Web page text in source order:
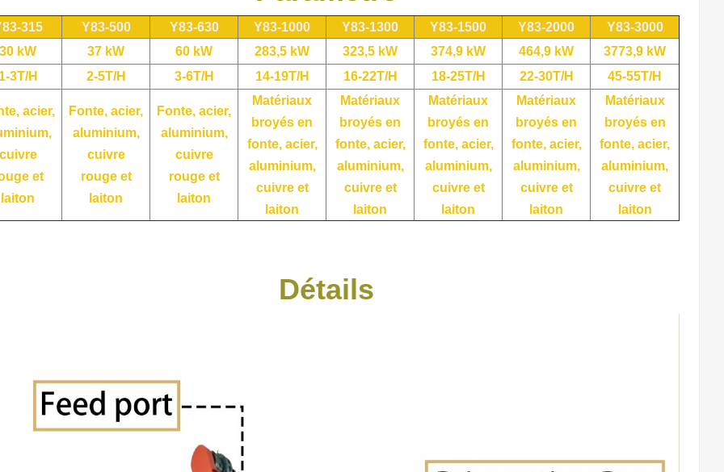
315 Y83-500 Y83-630 Y83-1000 Y83-1300 Y83-1500 Y83-2000
Y83-3000
30 kW
37 kW 60 kW 283,5 kW 323,5 kW 374,9 kW 464,9 kW
3773,9 kW
1-3T/H
2-5T/H 3-6T/H 14-19T/H 16-22T/H 18-25T/H 22-30T/H 45-55T/H
acier,
cuivre
et
laiton
Fonte, acier,
aluminium,
cuivre
rouge et
laiton
Fonte, acier,
aluminium,
cuivre
rouge et
laiton
Matériaux
broyés en
fonte, acier,
aluminium,
cuivre et
laiton
Matériaux
broyés en
fonte, acier,
aluminium,
cuivre et
laiton
Matériaux
broyés en
fonte, acier,
aluminium,
cuivre et
laiton
Matériaux
broyés en
fonte, acier,
aluminium,
cuivre et
laiton
Matériaux
broyés en
fonte, acier,
aluminium,
cuivre et
laiton
Détails